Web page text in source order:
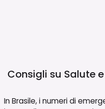
Consigli su Salute
In Brasile, i numeri di